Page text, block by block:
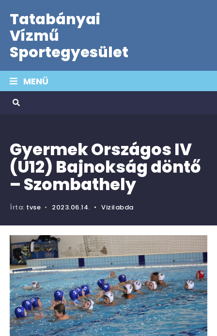
Tatabányai
Vízmű
Sportegyesület
MENÜ
Gyermek Országos IV
(U12) Bajnokság döntő
– Szombathely
Írta: tvse • 2023.06.14. • Vizilabda